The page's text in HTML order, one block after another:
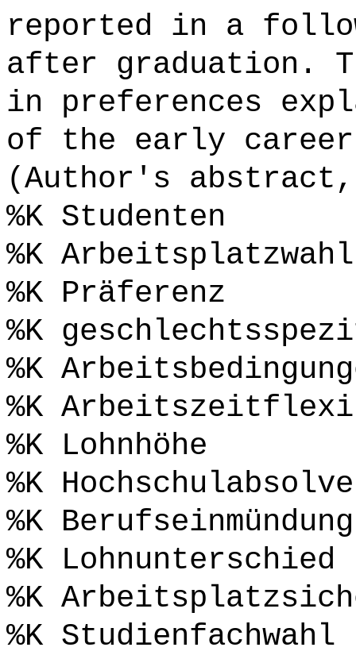
reported in a
after graduation.
in preferences
of the early career
(Author's
%K Studenten
%K Arbeitsplatzwahl
%K Präferenz
%K
%K
%K
%K Lohnhöhe
%K
%K Berufseinmündung
%K Lohnunterschied
%K
%K Studienfachwahl